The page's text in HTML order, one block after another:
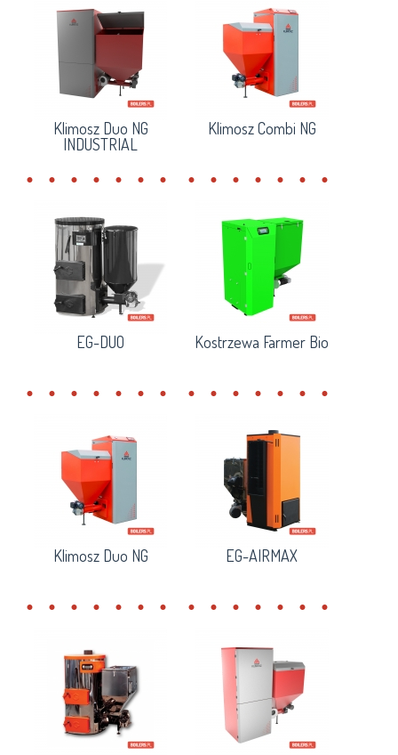
Klimosz Duo NG
INDUSTRIAL
Klimosz Combi NG
EG-DUO Kostrzewa Farmer Bio
Klimosz Duo NG EG-AIRMAX